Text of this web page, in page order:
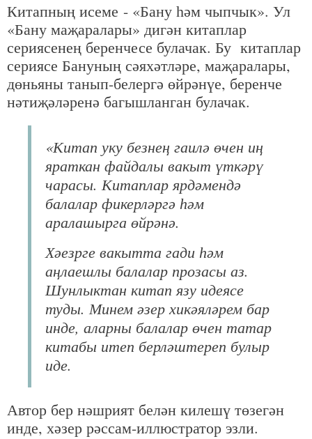
Китапның исеме - «Бану һәм чыпчык». Ул
«Бану маҗаралары» дигән китаплар
сериясенең беренчесе булачак. Бу китаплар
сериясе Бануның сәяхәтләре, маҗаралары,
дөньяны танып-белергә өйрәнүе, беренче
нәтиҗәләренә багышланган булачак.
«Китап уку безнең гаилә өчен иң
яраткан файдалы вакыт үткәрү
чарасы. Китаплар ярдәмендә
балалар фикерләргә һәм
аралашырга өйрәнә.
Хәезрге вакытта гади һәм
аңлаешлы балалар прозасы аз.
Шунлыктан китап язу идеясе
туды. Минем әзер хикәяләрем бар
инде, аларны балалар өчен татар
китабы итеп берләштереп булыр
иде.
Автор бер нәшрият белән килешү төзегән
инде, хәзер рәссам-иллюстратор эзли.